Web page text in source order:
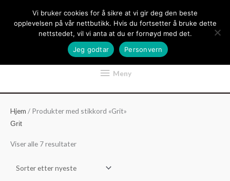
Meny
Meny
Hjem / Produkter med stikkord «Grit»
Grit
Viser alle 7 resultaterSortert
nyeste
Vi bruker cookies for å sikre at vi gir deg den beste
opplevelsen på vår nettbutikk. Hvis du fortsetter å bruke dette
nettstedet, vil vi anta at du er fornøyd med det.
Jeg godtar
Personvern